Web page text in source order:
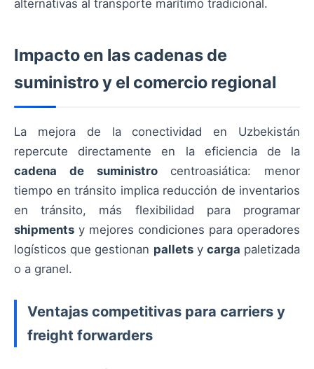
alternativas al transporte marítimo tradicional.
Impacto en las cadenas de
suministro y el comercio regional
La mejora de la conectividad en Uzbekistán
repercute directamente en la eficiencia de la
cadena de suministrocentroasiática: menor
tiempo en tránsito implica reducción de inventarios
en tránsito, más flexibilidad para programar
shipments y mejores condiciones para operadores
logísticos que gestionan palletsy carga paletizada
o a granel.
Ventajas competitivas para carriers y
freight forwarders